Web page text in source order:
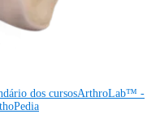
dos cursosArthroLab™ -